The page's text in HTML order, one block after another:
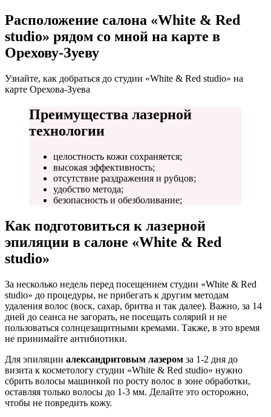
Расположение салона «White & Red
studio» рядом со мной на карте в
Орехову-Зуеву
Узнайте, как добраться до студии «White & Red studio» на
карте Орехова-Зуева
Преимущества лазерной
технологии
целостность кожи сохраняется;
высокая эффективность;
отсутствие раздражения и рубцов;
удобство метода;
безопасность и обезболивание;
Как подготовиться к лазерной
эпиляции в салоне «White & Red
studio»
За несколько недель перед посещением студии «White & Red
studio» до процедуры, не прибегать к другим методам
удаления волос (воск, сахар, бритва и так далее). Важно, за 14
дней до сеанса не загорать, не посещать солярий и не
пользоваться солнцезащитными кремами. Также, в это время
не принимайте антибиотики.
Для эпиляции александритовым лазером за 1-2 дня до
визита к косметологу студии «White & Red studio» нужно
сбрить волосы машинкой по росту волос в зоне обработки,
оставляя только волосы до 1-3 мм. Делайте это осторожно,
чтобы не повредить кожу.